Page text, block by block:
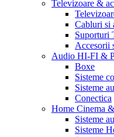
Televizoare &
Cabluri si
Suporturi
Accesorii
Audio HI-FI &
Boxe
Sisteme
Sisteme
Conectica
Home Cinema
Sisteme
Sisteme